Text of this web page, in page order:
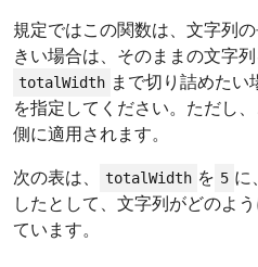
規定ではこの関数は、文字列
きい場合は、そのままの文字
totalWidth まで切り詰めたい
を指定してください。ただし
側に適用されます。
次の表は、
totalWidth を 5 に、
したとして、文字列がどのよ
ています。